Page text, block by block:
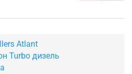
Atlant
Turbo дизель